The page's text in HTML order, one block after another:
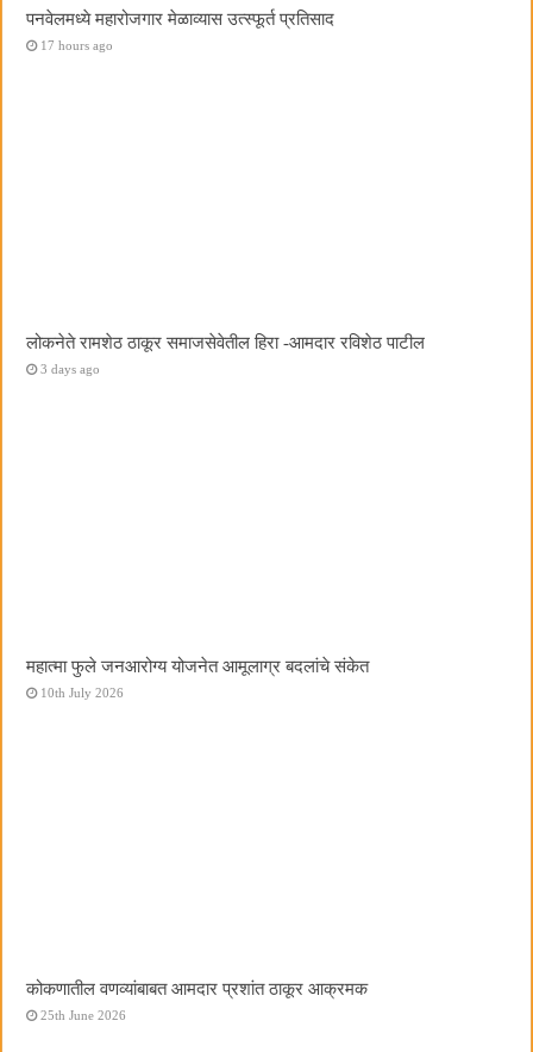
पनवेलमध्ये महारोजगार मेळाव्यास उत्स्फूर्त प्रतिसाद
17 hours ago
लोकनेते रामशेठ ठाकूर समाजसेवेतील हिरा -आमदार रविशेठ पाटील
3 days ago
महात्मा फुले जनआरोग्य योजनेत आमूलाग्र बदलांचे संकेत
10th July 2026
कोकणातील वणव्यांबाबत आमदार प्रशांत ठाकूर आक्रमक
25th June 2026